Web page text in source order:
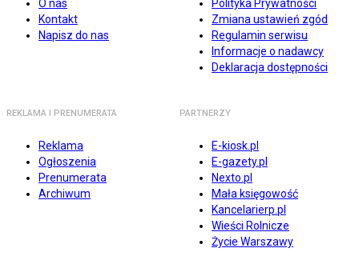
O nas
Kontakt
Napisz do nas
Polityka Prywatności
Zmiana ustawień zgód
Regulamin serwisu
Informacje o nadawcy
Deklaracja dostępności
REKLAMA I PRENUMERATA
Reklama
Ogłoszenia
Prenumerata
Archiwum
PARTNERZY
E-kiosk.pl
E-gazety.pl
Nexto.pl
Mała księgowość
Kancelarierp.pl
Wieści Rolnicze
Życie Warszawy